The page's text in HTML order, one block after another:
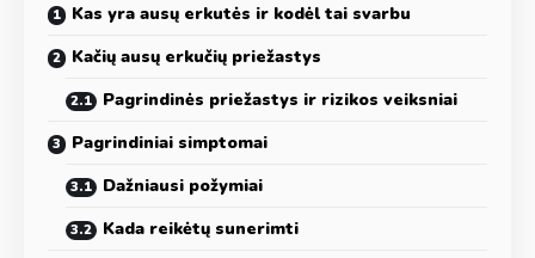
Kas yra ausų erkutės ir kodėl tai svarbu
Kačių ausų erkučių priežastys
Pagrindinės priežastys ir rizikos veiksniai
Pagrindiniai simptomai
Dažniausi požymiai
Kada reikėtų sunerimti